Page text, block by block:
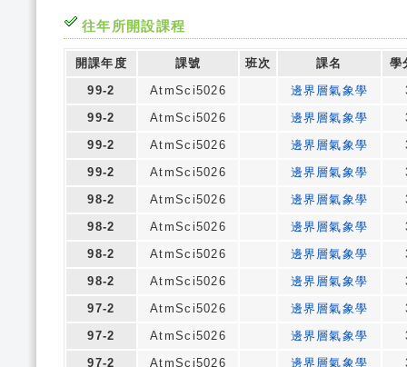
往年所開設課程
開課年度 課號 班次 課名
學
99-2
AtmSci5026 邊界層氣象學
99-2
AtmSci5026 邊界層氣象學
99-2
AtmSci5026 邊界層氣象學
99-2
AtmSci5026 邊界層氣象學
98-2
AtmSci5026 邊界層氣象學
98-2
AtmSci5026 邊界層氣象學
98-2
AtmSci5026 邊界層氣象學
98-2
AtmSci5026 邊界層氣象學
97-2
AtmSci5026 邊界層氣象學
97-2
AtmSci5026 邊界層氣象學
97-2
AtmSci5026 邊界層氣象學